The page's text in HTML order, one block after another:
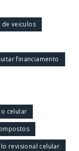
veiculos
financiamento
celular
revisional celular